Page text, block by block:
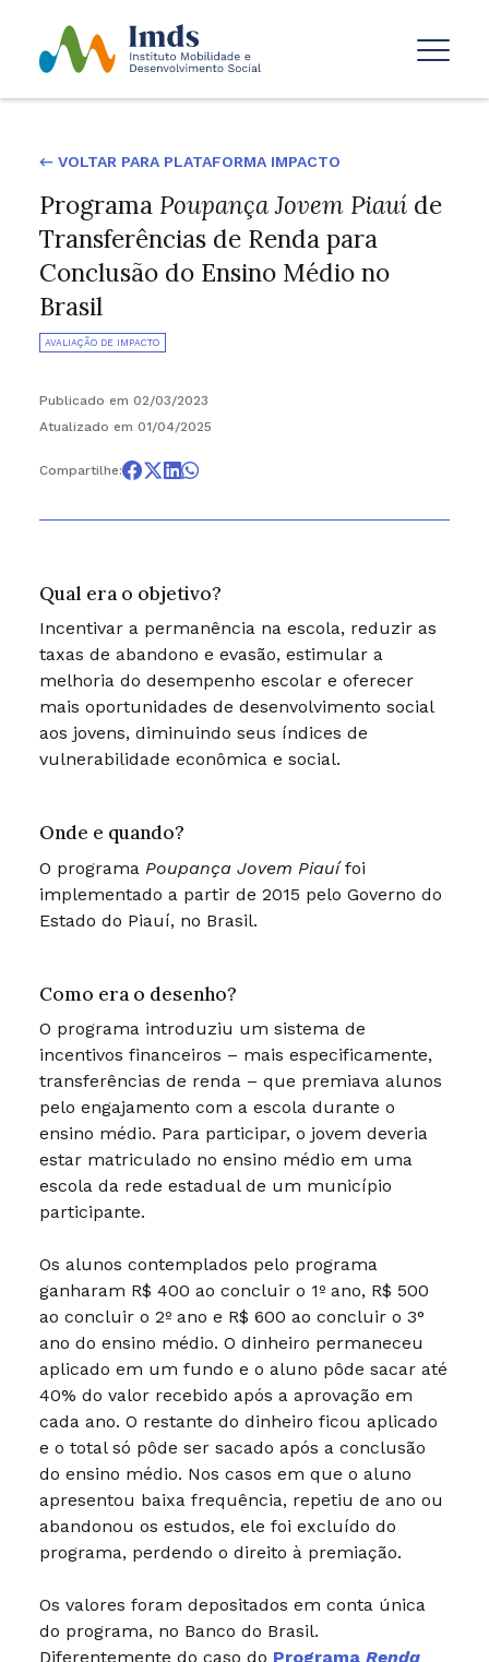
← VOLTAR PARA PLATAFORMA IMPACTO
Programa Poupança Jovem Piauíde
Transferências de Renda para
Conclusão do Ensino Médio no
Brasil
AVALIAÇÃO DE IMPACTO
Publicado em 02/03/2023
Atualizado em 01/04/2025
Compartilhe:
Qual era o objetivo?
Incentivar a permanência na escola, reduzir as
taxas de abandono e evasão, estimular a
melhoria do desempenho escolar e oferecer
mais oportunidades de desenvolvimento social
aos jovens, diminuindo seus índices de
vulnerabilidade econômica e social.
Onde e quando?
O programa Poupança Jovem Piauífoi
implementado a partir de 2015 pelo Governo do
Estado do Piauí, no Brasil.
Como era o desenho?
O programa introduziu um sistema de
incentivos financeiros – mais especificamente,
transferências de renda – que premiava alunos
pelo engajamento com a escola durante o
ensino médio. Para participar, o jovem deveria
estar matriculado no ensino médio em uma
escola da rede estadual de um município
participante.
Os alunos contemplados pelo programa
ganharam R$ 400 ao concluir o 1º ano, R$ 500
ao concluir o 2º ano e R$ 600 ao concluir o 3°
ano do ensino médio. O dinheiro permaneceu
aplicado em um fundo e o aluno pôde sacar até
40% do valor recebido após a aprovação em
cada ano. O restante do dinheiro ficou aplicado
e o total só pôde ser sacado após a conclusão
do ensino médio. Nos casos em que o aluno
apresentou baixa frequência, repetiu de ano ou
abandonou os estudos, ele foi excluído do
programa, perdendo o direito à premiação.
Os valores foram depositados em conta única
do programa, no Banco do Brasil.
Diferentemente do caso do Programa Renda